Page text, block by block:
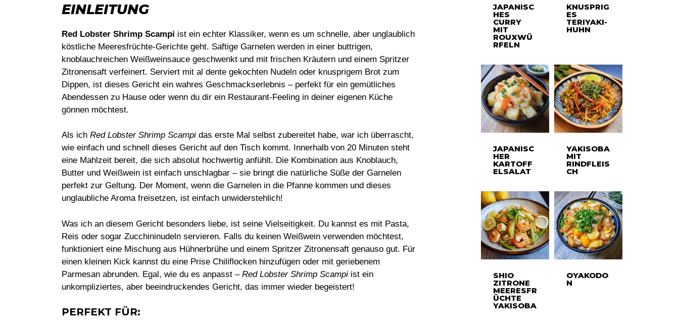
EINLEITUNG
Red Lobster Shrimp Scampi ist ein echter Klassiker, wenn es um schnelle, aber unglaublich
köstliche Meeresfrüchte-Gerichte geht. Saftige Garnelen werden in einer buttrigen,
knoblauchreichen Weißweinsauce geschwenkt und mit frischen Kräutern und einem Spritzer
Zitronensaft verfeinert. Serviert mit al dente gekochten Nudeln oder knusprigem Brot zum
Dippen, ist dieses Gericht ein wahres Geschmackserlebnis – perfekt für ein gemütliches
Abendessen zu Hause oder wenn du dir ein Restaurant-Feeling in deiner eigenen Küche
gönnen möchtest.
Als ich Red Lobster Shrimp Scampi das erste Mal selbst zubereitet habe, war ich überrascht,
wie einfach und schnell dieses Gericht auf den Tisch kommt. Innerhalb von 20 Minuten steht
eine Mahlzeit bereit, die sich absolut hochwertig anfühlt. Die Kombination aus Knoblauch,
Butter und Weißwein ist einfach unschlagbar – sie bringt die natürliche Süße der Garnelen
perfekt zur Geltung. Der Moment, wenn die Garnelen in die Pfanne kommen und dieses
unglaubliche Aroma freisetzen, ist einfach unwiderstehlich!
Was ich an diesem Gericht besonders liebe, ist seine Vielseitigkeit. Du kannst es mit Pasta,
Reis oder sogar Zucchininudeln servieren. Falls du keinen Weißwein verwenden möchtest,
funktioniert eine Mischung aus Hühnerbrühe und einem Spritzer Zitronensaft genauso gut. Für
einen kleinen Kick kannst du eine Prise Chiliflocken hinzufügen oder mit geriebenem
Parmesan abrunden. Egal, wie du es anpasst – Red Lobster Shrimp Scampi ist ein
unkompliziertes, aber beeindruckendes Gericht, das immer wieder begeistert!
PERFEKT FÜR:
JAPANISC
HES
CURRY
MIT
ROUXWÜ
RFELN
KNUSPRIG
ES
TERIYAKI-
HUHN
JAPANISC
HER
KARTOFF
ELSALAT
YAKISOBA
MIT
RINDFLEIS
CH
SHIO
ZITRONE
MEERESFR
ÜCHTE
YAKISOBA
OYAKODO
N